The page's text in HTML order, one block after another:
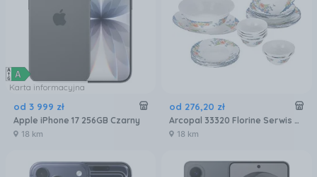
Karta informacyjna
od 3 999 zł
Apple iPhone 17 256GB Czarny
18 km
od 276,20 zł
Arcopal 33320 Florine Serwis Zestaw Obiadowy 26EL
18 km